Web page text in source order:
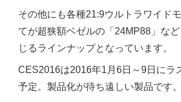
その他にも各種21:9ウルトラワイド
てが超狭額ベゼルの「24MP88」な
じるラインナップとなっています。
CES2016は2016年1月6日～9日にラ
予定。製品化が待ち遠しい製品です。